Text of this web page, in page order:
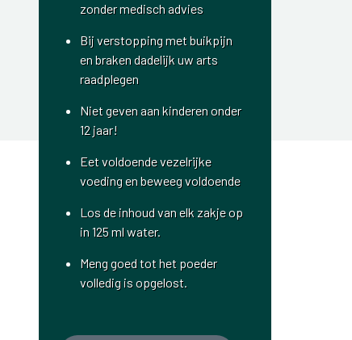
zonder medisch advies
Bij verstopping met buikpijn
en braken dadelijk uw arts
raadplegen
Niet geven aan kinderen onder
12 jaar!
Eet voldoende vezelrijke
voeding en beweeg voldoende
Los de inhoud van elk zakje op
in 125 ml water.
Meng goed tot het poeder
volledig is opgelost.